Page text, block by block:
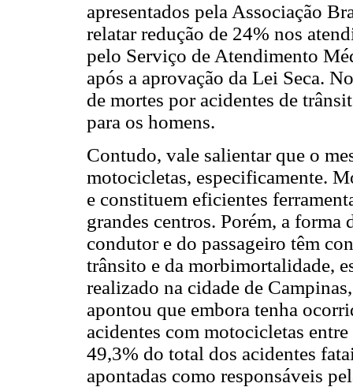
apresentados pela Associação
relatar redução de 24% nos
pelo Serviço de Atendimento
após a aprovação da Lei Seca.
de mortes por acidentes de
para os homens.
Contudo, vale salientar que o
motocicletas, especificamente.
e constituem eficientes
grandes centros. Porém, a
condutor e do passageiro têm
trânsito e da morbimortalidade,
realizado na cidade de
apontou que embora tenha
acidentes com motocicletas
49,3% do total dos acidentes
apontadas como responsáveis